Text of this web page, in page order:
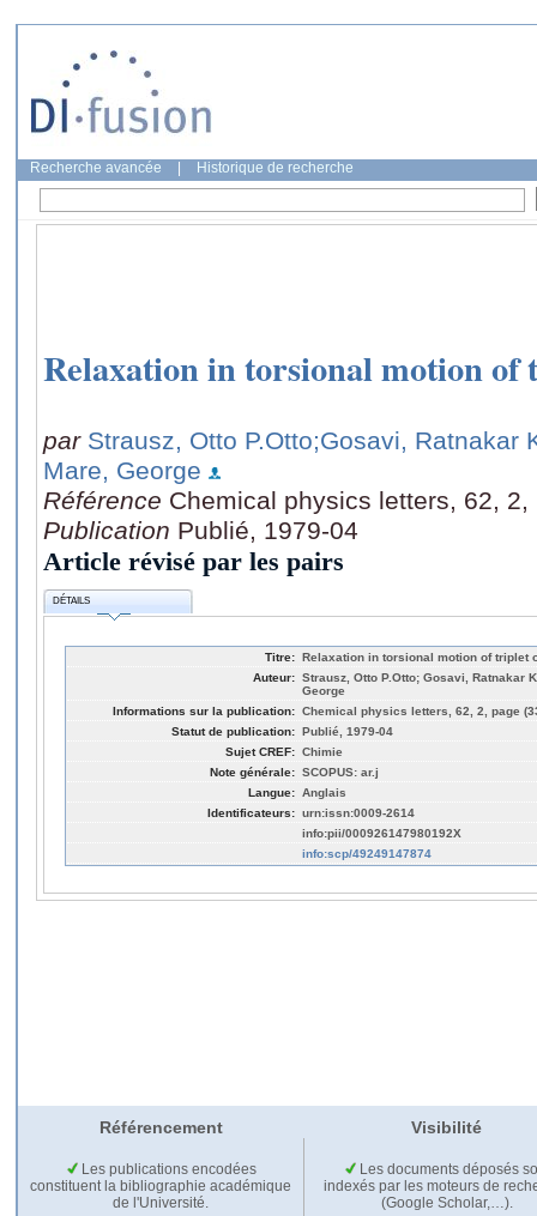
Recherche avancée Historique de recherche
Relaxation in torsional motion
par Strausz, Otto P.Otto;Gosavi, Ratnakar
Mare, George
Référence Chemical physics letters, 62, 2,
Publication Publié, 1979-04
Article révisé par les pairs
DÉTAILS
Titre: Relaxation in torsional motion of triplet
Auteur: Strausz, Otto P.Otto; Gosavi, Ratnakar
George
Informations sur la publication: Chemical physics letters, 62, 2, page
Statut de publication: Publié, 1979-04
Sujet CREF: Chimie
Note générale: SCOPUS: ar.j
Langue: Anglais
Identificateurs: urn:issn:0009-2614
info:pii/000926147980192X
info:scp/49249147874
Référencement Visibilité
Les publications encodées
constituent la bibliographie académique
de l'Université.
Les documents déposés
indexés par les moteurs de
(Google Scholar,…).